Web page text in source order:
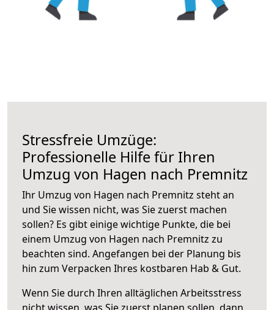
Stressfreie Umzüge:
Professionelle Hilfe für Ihren
Umzug von Hagen nach Premnitz
Ihr Umzug von Hagen nach Premnitz steht an
und Sie wissen nicht, was Sie zuerst machen
sollen? Es gibt einige wichtige Punkte, die bei
einem Umzug von Hagen nach Premnitz zu
beachten sind. Angefangen bei der Planung bis
hin zum Verpacken Ihres kostbaren Hab & Gut.
Wenn Sie durch Ihren alltäglichen Arbeitsstress